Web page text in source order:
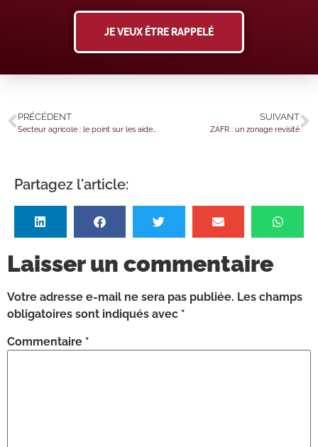
JE VEUX ÊTRE RAPPELÉ
PRÉCÉDENT
Secteur agricole : le point sur les aides en juin 2026
SUIVANT
ZAFR : un zonage revisité
Partagez l'article:
Laisser un commentaire
Votre adresse e-mail ne sera pas publiée. Les champs
obligatoires sont indiqués avec *
Commentaire *